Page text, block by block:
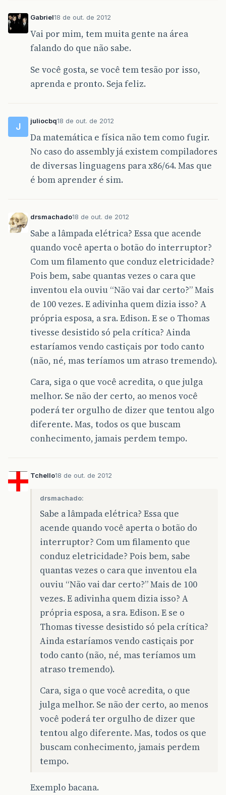
Gabriel18 de out. de 2012
Vai por mim, tem muita gente na área
falando do que não sabe.
Se você gosta, se você tem tesão por isso,
aprenda e pronto. Seja feliz.
J
juliocbq18 de out. de 2012
Da matemática e física não tem como fugir.
No caso do assembly já existem compiladores
de diversas linguagens para x86/64. Mas que
é bom aprender é sim.
drsmachado18 de out. de 2012
Sabe a lâmpada elétrica? Essa que acende
quando você aperta o botão do interruptor?
Com um filamento que conduz eletricidade?
Pois bem, sabe quantas vezes o cara que
inventou ela ouviu “Não vai dar certo?” Mais
de 100 vezes. E adivinha quem dizia isso? A
própria esposa, a sra. Edison. E se o Thomas
tivesse desistido só pela crítica? Ainda
estaríamos vendo castiçais por todo canto
(não, né, mas teríamos um atraso tremendo).
Cara, siga o que você acredita, o que julga
melhor. Se não der certo, ao menos você
poderá ter orgulho de dizer que tentou algo
diferente. Mas, todos os que buscam
conhecimento, jamais perdem tempo.
Tchello18 de out. de 2012
drsmachado:
Sabe a lâmpada elétrica? Essa que
acende quando você aperta o botão do
interruptor? Com um filamento que
conduz eletricidade? Pois bem, sabe
quantas vezes o cara que inventou ela
ouviu “Não vai dar certo?” Mais de 100
vezes. E adivinha quem dizia isso? A
própria esposa, a sra. Edison. E se o
Thomas tivesse desistido só pela crítica?
Ainda estaríamos vendo castiçais por
todo canto (não, né, mas teríamos um
atraso tremendo).
Cara, siga o que você acredita, o que
julga melhor. Se não der certo, ao menos
você poderá ter orgulho de dizer que
tentou algo diferente. Mas, todos os que
buscam conhecimento, jamais perdem
tempo.
Exemplo bacana.